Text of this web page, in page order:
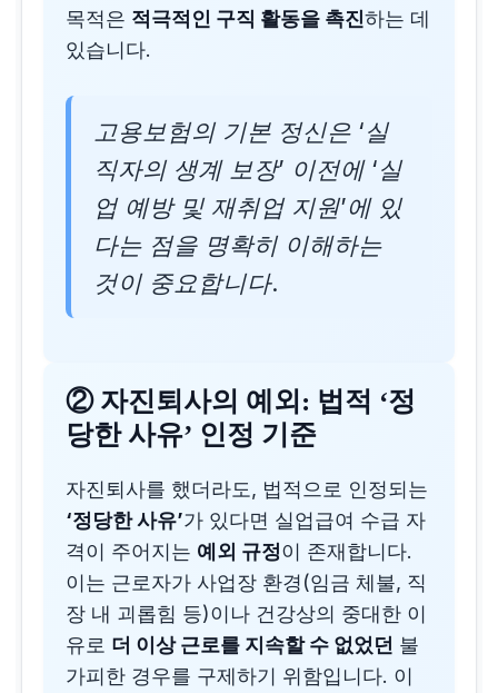
목적은 적극적인 구직 활동을 촉진하는 데
있습니다.
고용보험의 기본 정신은 ‘실
직자의 생계 보장’ 이전에 ‘실
업 예방 및 재취업 지원’에 있
다는 점을 명확히 이해하는
것이 중요합니다.
②자진퇴사의 예외: 법적 ‘정
당한 사유’ 인정 기준
자진퇴사를 했더라도, 법적으로 인정되는
‘정당한 사유’가 있다면 실업급여 수급 자
격이 주어지는 예외 규정이 존재합니다.
이는 근로자가 사업장 환경(임금 체불, 직
장 내 괴롭힘 등)이나 건강상의 중대한 이
유로 더 이상 근로를 지속할 수 없었던 불
가피한 경우를 구제하기 위함입니다. 이